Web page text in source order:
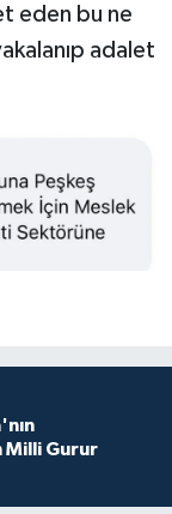
eden bu ne
adalet
Milli Gurur